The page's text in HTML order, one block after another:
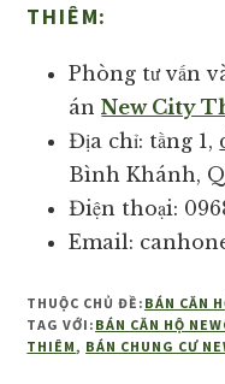
THIÊM:
Phòng tư vấn
ánNew City
Địa chỉ: tầng 1,
Bình Khánh,
Điện thoại:
Email:
THUỘC CHỦ ĐỀ: BÁN CĂN
TAG VỚI: BÁN CĂN HỘ
THIÊM, BÁN CHUNG CƯ